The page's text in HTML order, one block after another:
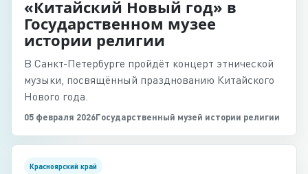
«Китайский Новый год» в
Государственном музее
истории религии
В Санкт-Петербурге пройдёт концерт этнической
музыки, посвящённый празднованию Китайского
Нового года.
05 февраля 2026Государственный музей истории религии
Красноярский край